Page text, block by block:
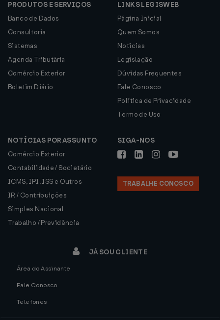
PRODUTOS E SERVIÇOS
Banco de Dados
Consultoria
Sistemas
Agenda Tributária
Comércio Exterior
Boletim Diário
LINKS LEGISWEB
Página Inicial
Quem Somos
Notícias
Legislação
Dúvidas Frequentes
Fale Conosco
Política de Privacidade
Termo de Uso
NOTÍCIAS POR ASSUNTO
Comércio Exterior
Contabilidade / Societário
ICMS, IPI, ISS e Outros
IR / Contribuições
Simples Nacional
Trabalho / Previdência
SIGA-NOS
TRABALHE CONOSCO
JÁ SOU CLIENTE
Área do Assinante
Fale Conosco
Telefones